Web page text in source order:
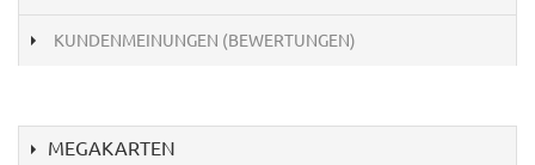
KUNDENMEINUNGEN (BEWERTUNGEN)
MEGAKARTEN